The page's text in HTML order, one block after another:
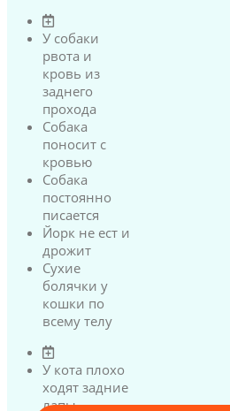
У собаки
рвота и
кровь из
заднего
прохода
Собака
поносит с
кровью
Собака
постоянно
писается
Йорк не ест и
дрожит
Сухие
болячки у
кошки по
всему телу
У кота плохо
ходят задние
лапы